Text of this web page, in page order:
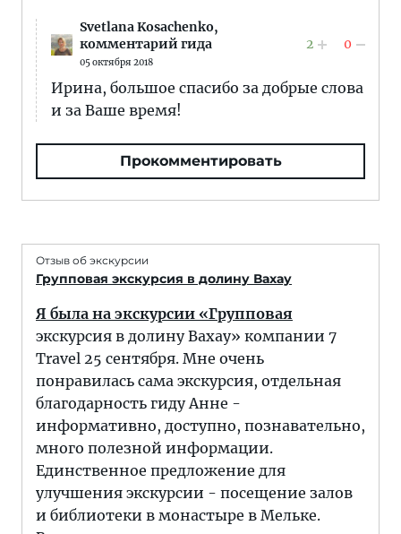
Svetlana Kosachenko,
комментарий гида
05 октября 2018
2 0
Ирина, большое спасибо за добрые слова
и за Ваше время!
Прокомментировать
Отзыв об экскурсии
Групповая экскурсия в долину Вахау
Я была на экскурсии «Групповая
экскурсия в долину Вахау» компании 7
Travel 25 сентября. Мне очень
понравилась сама экскурсия, отдельная
благодарность гиду Анне -
информативно, доступно, познавательно,
много полезной информации.
Единственное предложение для
улучшения экскурсии - посещение залов
и библиотеки в монастыре в Мельке.